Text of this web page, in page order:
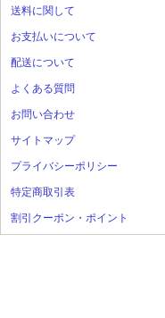
送料に関して
お支払いについて
配送について
よくある質問
お問い合わせ
サイトマップ
プライバシーポリシー
特定商取引表
割引クーポン・ポイント